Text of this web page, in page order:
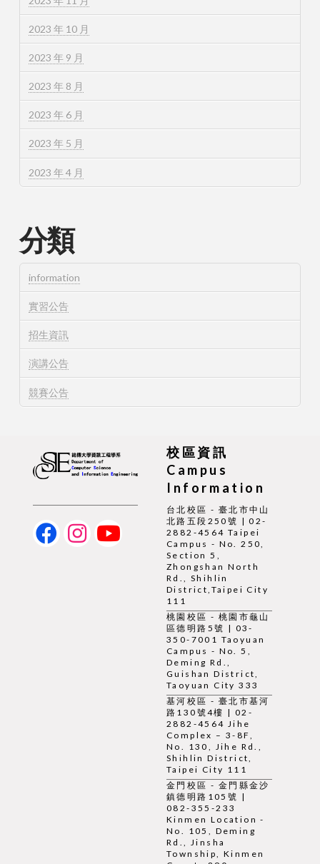
2023 年 10 月
2023 年 9 月
2023 年 8 月
2023 年 6 月
2023 年 5 月
2023 年 4 月
分類
information
實習公告
招生資訊
演講公告
競賽公告
校區資訊
Campus
Information
台北校區 - 臺北市中山
北路五段250號 | 02-
2882-4564 Taipei
Campus - No. 250,
Section 5,
Zhongshan North
Rd., Shihlin
District,Taipei City
111
桃園校區 - 桃園市龜山
區德明路5號 | 03-
350-7001 Taoyuan
Campus - No. 5,
Deming Rd.,
Guishan District,
Taoyuan City 333
基河校區 - 臺北市基河
路130號4樓 | 02-
2882-4564 Jihe
Complex – 3-8F,
No. 130, Jihe Rd.,
Shihlin District,
Taipei City 111
金門校區 - 金門縣金沙
鎮德明路105號 |
082-355-233
Kinmen Location -
No. 105, Deming
Rd., Jinsha
Township, Kinmen